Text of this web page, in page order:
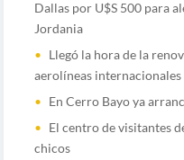
Dallas por U$S 500 para
Jordania
Llegó la hora de la
aerolíneas internacionales
En Cerro Bayo ya
El centro de visitantes
chicos